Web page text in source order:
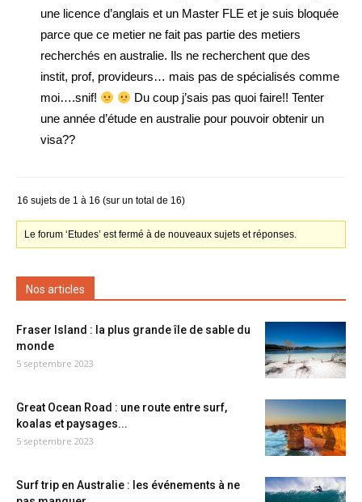
une licence d’anglais et un Master FLE et je suis bloquée
parce que ce metier ne fait pas partie des metiers
recherchés en australie. Ils ne recherchent que des
instit, prof, provideurs… mais pas de spécialisés comme
moi….snif!
Du coup j’sais pas quoi faire!! Tenter
une année d’étude en australie pour pouvoir obtenir un
visa??
16 sujets de 1 à 16 (sur un total de 16)
Le forum ‘Etudes’ est fermé à de nouveaux sujets et réponses.
Nos articles
Fraser Island : la plus grande île de sable du
monde
5 septembre 2023
Great Ocean Road : une route entre surf,
koalas et paysages...
5 septembre 2023
Surf trip en Australie : les événements à ne